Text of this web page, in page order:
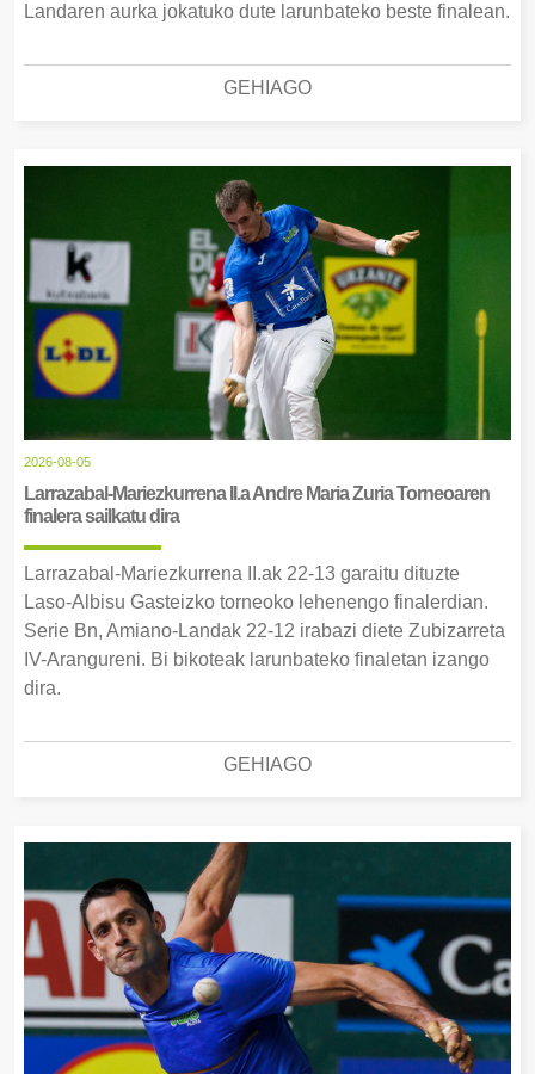
Landaren aurka jokatuko dute larunbateko beste finalean.
GEHIAGO
2026-08-05
Larrazabal-Mariezkurrena II.a Andre Maria Zuria Torneoaren
finalera sailkatu dira
Larrazabal-Mariezkurrena II.ak 22-13 garaitu dituzte
Laso-Albisu Gasteizko torneoko lehenengo finalerdian.
Serie Bn, Amiano-Landak 22-12 irabazi diete Zubizarreta
IV-Arangureni. Bi bikoteak larunbateko finaletan izango
dira.
GEHIAGO